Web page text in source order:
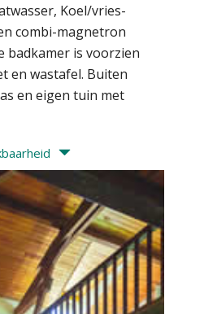
Koel/vries-
combi-magnetron
badkamer is voorzien
en wastafel. Buiten
en eigen tuin met